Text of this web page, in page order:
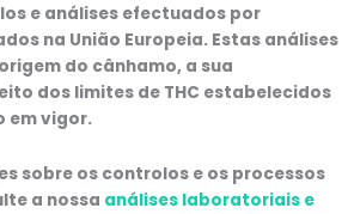
e análises efectuados por
na União Europeia. Estas análises
do cânhamo, a sua
dos limites de THC estabelecidos
em vigor.
sobre os controlos e os processos
a nossa análises laboratoriais e